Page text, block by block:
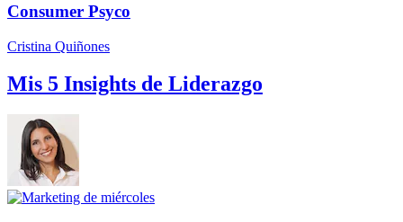
Consumer Psyco
Cristina Quiñones
Mis 5 Insights de Liderazgo